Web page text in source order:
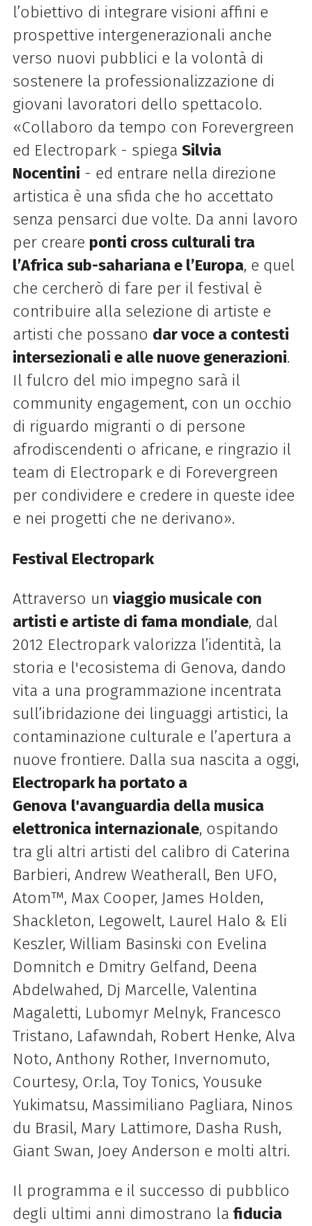
l’obiettivo di integrare visioni affini e
prospettive intergenerazionali anche
verso nuovi pubblici e la volontà di
sostenere la professionalizzazione di
giovani lavoratori dello spettacolo.
«Collaboro da tempo con Forevergreen
ed Electropark - spiega Silvia
Nocentini - ed entrare nella direzione
artistica è una sfida che ho accettato
senza pensarci due volte. Da anni lavoro
per creare ponti cross culturali tra
l’Africa sub-sahariana e l’Europa, e quel
che cercherò di fare per il festival è
contribuire alla selezione di artiste e
artisti che possano dar voce a contesti
intersezionali e alle nuove generazioni.
Il fulcro del mio impegno sarà il
community engagement, con un occhio
di riguardo migranti o di persone
afrodiscendenti o africane, e ringrazio il
team di Electropark e di Forevergreen
per condividere e credere in queste idee
e nei progetti che ne derivano».
Festival Electropark
Attraverso un viaggio musicale con
artisti e artiste di fama mondiale, dal
2012 Electropark valorizza l’identità, la
storia e l'ecosistema di Genova, dando
vita a una programmazione incentrata
sull’ibridazione dei linguaggi artistici, la
contaminazione culturale e l’apertura a
nuove frontiere. Dalla sua nascita a oggi,
Electropark ha portato a
Genova l'avanguardia della musica
elettronica internazionale, ospitando
tra gli altri artisti del calibro di Caterina
Barbieri, Andrew Weatherall, Ben UFO,
Atom™, Max Cooper, James Holden,
Shackleton, Legowelt, Laurel Halo & Eli
Keszler, William Basinski con Evelina
Domnitch e Dmitry Gelfand, Deena
Abdelwahed, Dj Marcelle, Valentina
Magaletti, Lubomyr Melnyk, Francesco
Tristano, Lafawndah, Robert Henke, Alva
Noto, Anthony Rother, Invernomuto,
Courtesy, Or:la, Toy Tonics, Yousuke
Yukimatsu, Massimiliano Pagliara, Ninos
du Brasil, Mary Lattimore, Dasha Rush,
Giant Swan, Joey Anderson e molti altri.
Il programma e il successo di pubblico
degli ultimi anni dimostrano la fiducia